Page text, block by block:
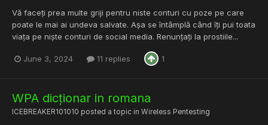
Vă faceți prea multe griji pentru niste conturi cu poze pe care
poate le mai ai undeva salvate. Așa se întâmplă când îți pui toata
viața pe niște conturi de social media. Renunțați la prostiile...
June 3, 2024 11 replies 1
WPA dicționar in romana
ICEBREAKER101010 posted a topic in Wireless Pentesting